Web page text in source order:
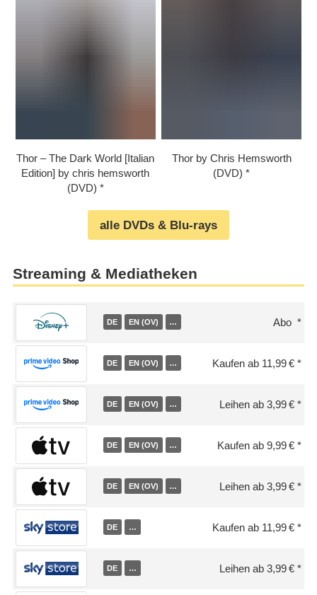
Thor – The Dark World [Italian
Edition] by chris hemsworth
(DVD)
Thor by Chris Hemsworth
(DVD)
alle DVDs & Blu-rays
Streaming & Mediatheken
DE EN (OV) … Abo
DE EN (OV) … Kaufen ab 11,99 €
DE EN (OV) … Leihen ab 3,99 €
DE EN (OV) … Kaufen ab 9,99 €
DE EN (OV) … Leihen ab 3,99 €
DE … Kaufen ab 11,99 €
DE … Leihen ab 3,99 €